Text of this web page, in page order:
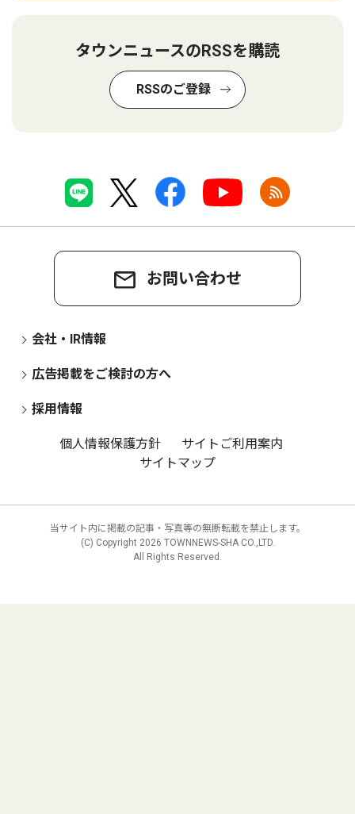
タウンニュースのRSSを購読
RSSのご登録
お問い合わせ
会社・IR情報
広告掲載をご検討の方へ
採用情報
個人情報保護方針
サイトご利用案内
サイトマップ
当サイト内に掲載の記事・写真等の無断転載を禁止します。
(C) Copyright 2026 TOWNNEWS-SHA CO.,LTD.
All Rights Reserved.